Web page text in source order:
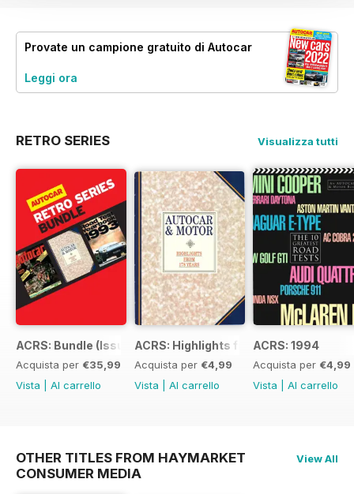
Provate un campione gratuito di Autocar
Leggi ora
RETRO SERIES Visualizza tutti
ACRS: Bundle (Issue 1 to 14)
Acquista per €35,99
Vista
Al carrello
ACRS: Highlights from 178yrs
Acquista per €4,99
Vista
Al carrello
ACRS: 1994
Acquista per €4,99
Vista
Al carrello
OTHER TITLES FROM HAYMARKET
CONSUMER MEDIA
View All